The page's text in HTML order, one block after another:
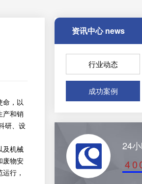
命，以
产和销
研、设
及机械
废物安
行，
资讯中心news
行业动态
成功案例
24